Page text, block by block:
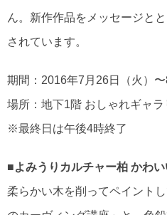
ん。新作作品をメッセージと
されています。
期間：2016年7月26日（火）〜
場所：地下1階 おしゃれギャラ
※最終日は午後4時終了
■よみうりカルチャー柏 かわ
柔らかい木を削ってペイント